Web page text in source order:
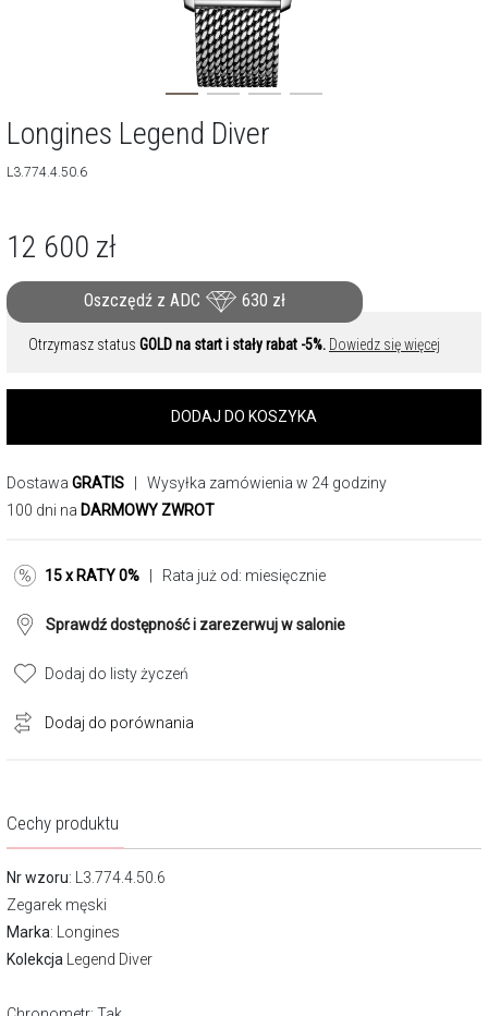
Cechy produktu
Nr wzoru: L3.774.4.50.6
Zegarek męski
Marka:
Longines
Kolekcja
Legend Diver
Longines Legend Diver
L3.774.4.50.6
12 600 zł
Oszczędź z ADC 630 zł
Otrzymasz status GOLD na start i stały rabat -5%. Dowiedz się więcej
DODAJ DO KOSZYKA
Dostawa GRATIS | Wysyłka zamówienia w 24 godziny
100 dni na DARMOWY ZWROT
15 x RATY 0% | Rata już od: miesięcznie
Sprawdź dostępność i zarezerwuj w salonie
Dodaj do listy życzeń
Dodaj do porównania